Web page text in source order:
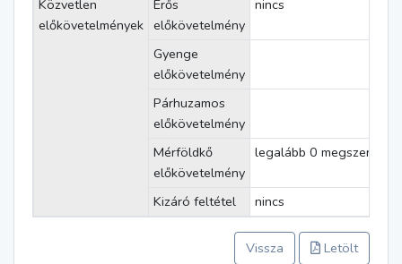
Közvetlen
előkövetelmények
Erős
előkövetelmény
nincs
Gyenge
előkövetelmény
Párhuzamos
előkövetelmény
Mérföldkő
előkövetelmény
legalább 0 megszerzett
Kizáró feltétel nincs
Vissza Letölt